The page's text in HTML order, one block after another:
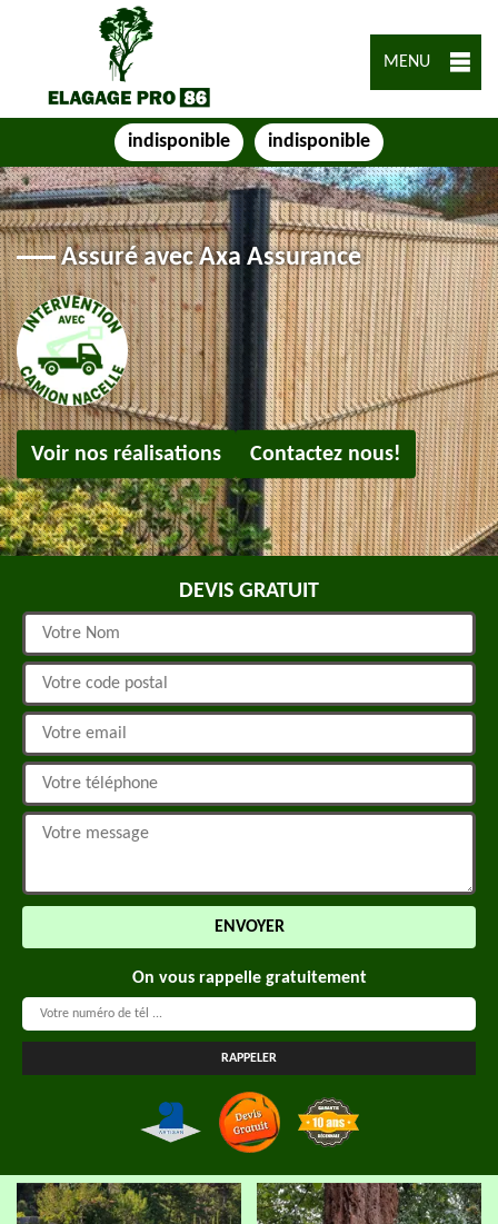
MENU
indisponible indisponible
Assuré avec Axa Assurance
Voir nos réalisations Contactez nous!
DEVIS GRATUIT
On vous rappelle gratuitement